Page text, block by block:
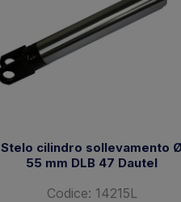
Stelo cilindro sollevamento
55 mm DLB 47 Dautel
Codice: 14215L